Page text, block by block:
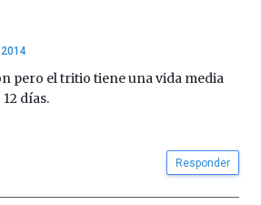
pero el tritio tiene una vida media
días.
Responder